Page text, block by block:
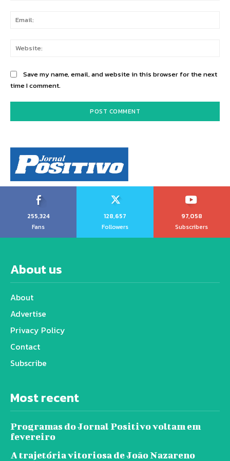
Save my name, email, and website in this browser for the next
time I comment.
255,324
Fans
128,657
Followers
97,058
Subscribers
About us
About
Advertise
Privacy Policy
Contact
Subscribe
Most recent
Programas do Jornal Positivo voltam em
fevereiro
A trajetória vitoriosa de João Nazareno